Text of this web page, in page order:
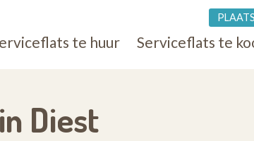
te huur Serviceflats te
Diest